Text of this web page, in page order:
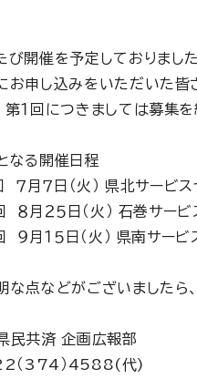
び開催を予定しておりまし
お申し込みをいただいた皆
第１回につきましては募集
なる開催日程
７月７日（火） 県北サービ
８月２５日（火） 石巻サー
９月１５日（火） 県南サービ
な点などがございましたら
民共済 企画広報部
（374）4588(代)